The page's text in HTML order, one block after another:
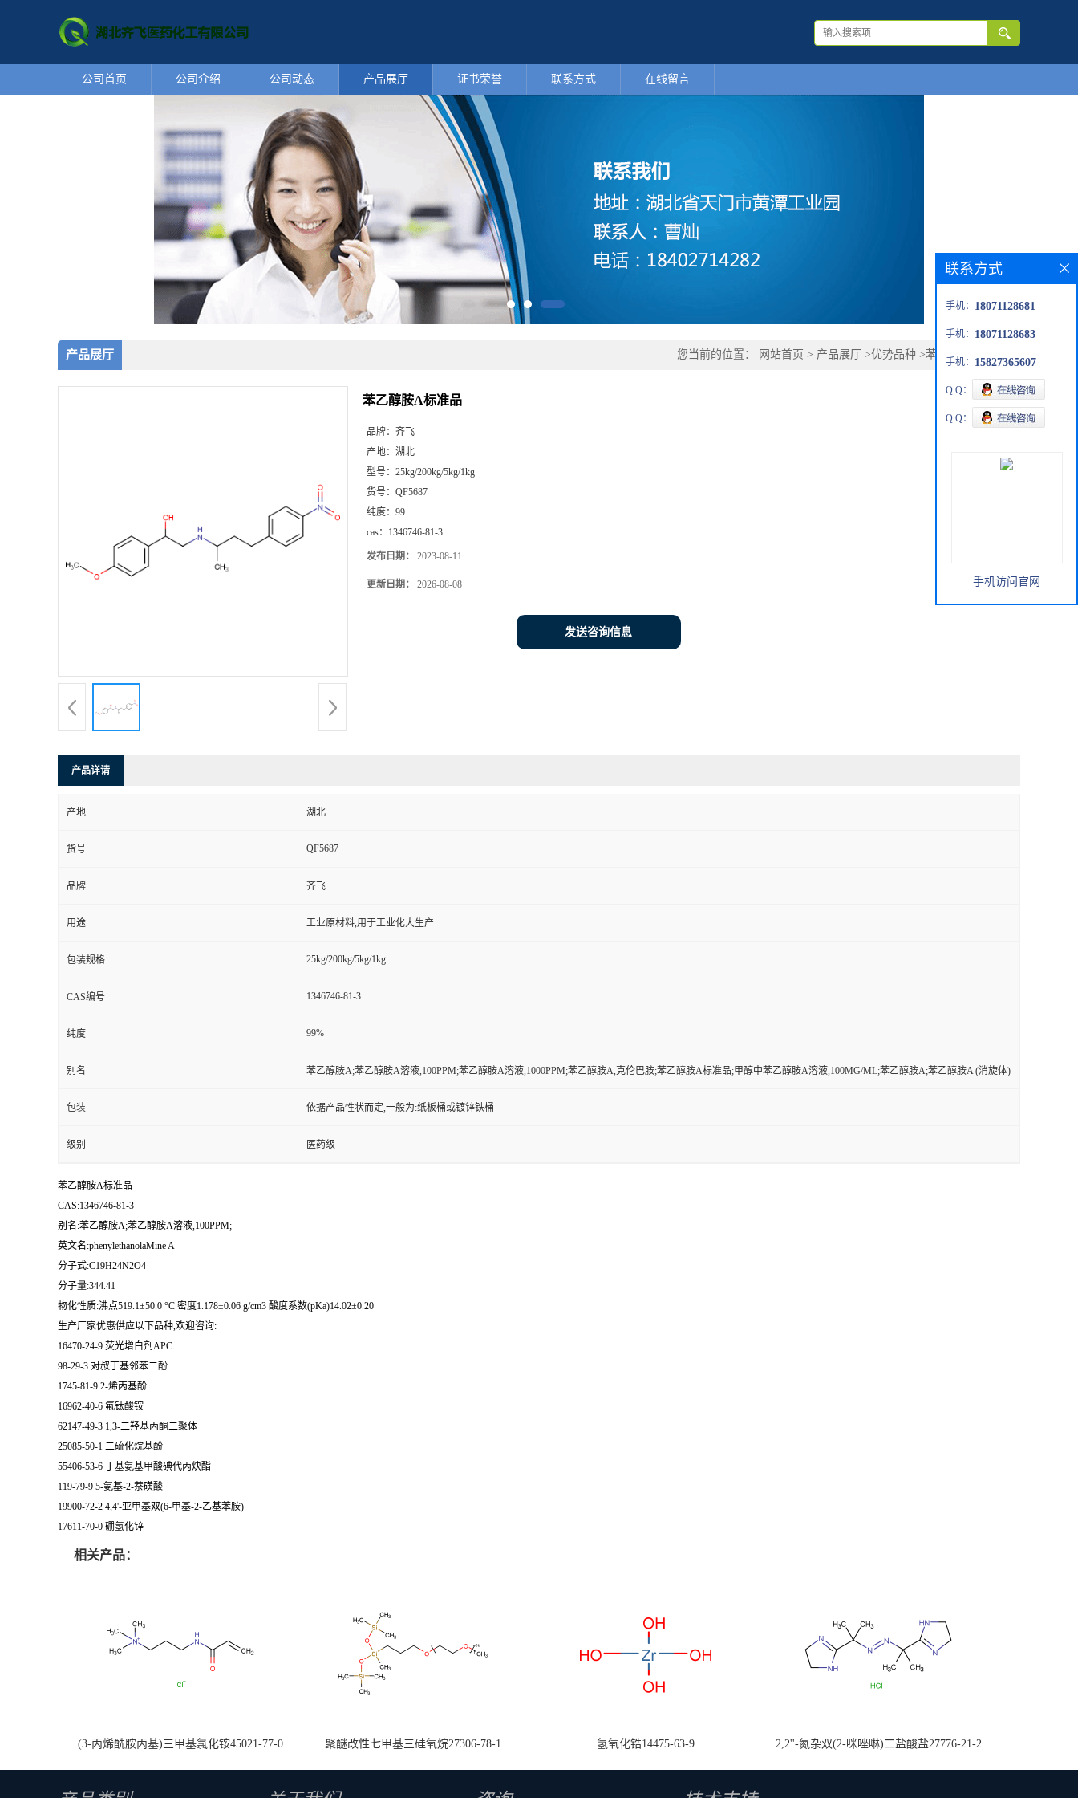
公司首页 公司介绍 公司动态 产品展厅 证书荣誉 联系方式 在线留言
产品展厅 您当前的位置： 网站首页 > 产品展厅 >优势品种 >苯乙醇胺A标准品
苯乙醇胺A标准品
品牌： 齐飞
产地： 湖北
型号： 25kg/200kg/5kg/1kg
货号： QF5687
纯度： 99
cas： 1346746-81-3
发布日期： 2023-08-11
更新日期： 2026-08-08
发送咨询信息
产品详请
产地 湖北
货号 QF5687
品牌 齐飞
用途 工业原材料,用于工业化大生产
包装规格 25kg/200kg/5kg/1kg
CAS编号 1346746-81-3
纯度 99%
别名 苯乙醇胺A;苯乙醇胺A溶液,100PPM;苯乙醇胺A溶液,1000PPM;苯乙醇胺A,克伦巴胺;苯乙醇胺A标准品;甲醇中苯乙醇胺A溶液,100ΜG/ML;苯乙醇胺A;苯乙醇胺A (消旋体)
包装 依据产品性状而定,一般为:纸板桶或镀锌铁桶
级别 医药级
苯乙醇胺A标准品
CAS:1346746-81-3
别名:苯乙醇胺A;苯乙醇胺A溶液,100PPM;
英文名:phenylethanolaMine A
分子式:C19H24N2O4
分子量:344.41
物化性质:沸点519.1±50.0 °C 密度1.178±0.06 g/cm3 酸度系数(pKa)14.02±0.20
生产厂家优惠供应以下品种,欢迎咨询:
16470-24-9 荧光增白剂APC
98-29-3 对叔丁基邻苯二酚
1745-81-9 2-烯丙基酚
16962-40-6 氟钛酸铵
62147-49-3 1,3-二羟基丙酮二聚体
25085-50-1 二硫化烷基酚
55406-53-6 丁基氨基甲酸碘代丙炔酯
119-79-9 5-氨基-2-萘磺酸
19900-72-2 4,4'-亚甲基双(6-甲基-2-乙基苯胺)
17611-70-0 硼氢化锌
相关产品：
(3-丙烯酰胺丙基)三甲基氯化铵45021-77-0 聚醚改性七甲基三硅氧烷27306-78-1 氢氧化锆14475-63-9 2,2''-氮杂双(2-咪唑啉)二盐酸盐27776-21-2
联系方式
手机： 18071128681
手机： 18071128683
手机： 15827365607
Q Q：
Q Q：
手机访问官网